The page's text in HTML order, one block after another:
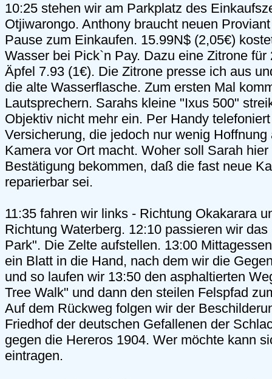
10:25 stehen wir am Parkplatz des
Otjiwarongo. Anthony braucht neuen
Pause zum Einkaufen. 15.99N$ (2,05€)
Wasser bei Pick`n Pay. Dazu eine Zitrone für
Äpfel 7.93 (1€). Die Zitrone presse ich aus
die alte Wasserflasche. Zum ersten Mal
Lautsprechern. Sarahs kleine "Ixus 500"
Objektiv nicht mehr ein. Per Handy
Versicherung, die jedoch nur wenig Hoffnung
Kamera vor Ort macht. Woher soll Sarah
Bestätigung bekommen, daß die fast neue
reparierbar sei.
11:35 fahren wir links - Richtung Okakarara
Richtung Waterberg. 12:10 passieren wir
Park". Die Zelte aufstellen. 13:00
ein Blatt in die Hand, nach dem wir die
und so laufen wir 13:50 den asphaltierten
Tree Walk" und dann den steilen Felspfad
Auf dem Rückweg folgen wir der
Friedhof der deutschen Gefallenen der
gegen die Hereros 1904. Wer möchte kann
eintragen.